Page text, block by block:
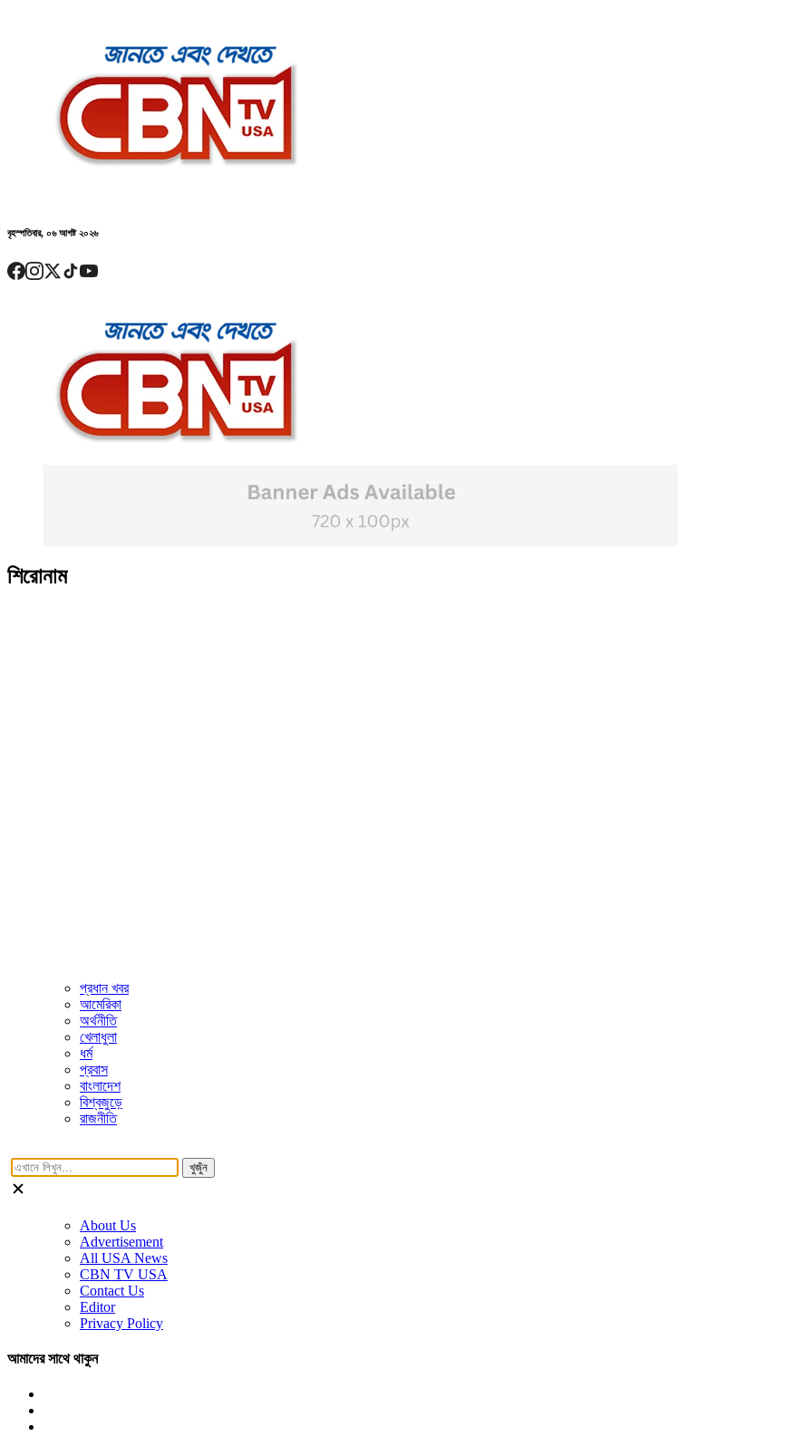
বৃহস্পতিবার, ০৬ আগষ্ট ২০২৬
শিরোনাম
প্রধান খবর
আমেরিকা
অর্থনীতি
খেলাধুলা
ধর্ম
প্রবাস
বাংলাদেশ
বিশ্বজুড়ে
রাজনীতি
খুজুঁন
About Us
Advertisement
All USA News
CBN TV USA
Contact Us
Editor
Privacy Policy
আমাদের সাথে থাকুন